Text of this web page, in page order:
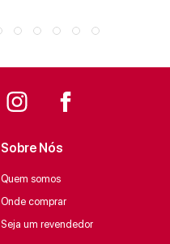
Sobre Nós
Quem somos
Onde comprar
Seja um revendedor